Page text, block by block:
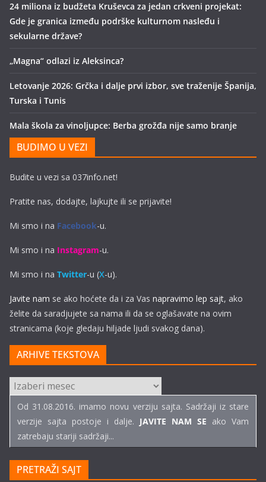
24 miliona iz budžeta Kruševca za jedan crkveni projekat:
Gde je granica između podrške kulturnom nasleđu i
sekularne države?
„Magna“ odlazi iz Aleksinca?
Letovanje 2026: Grčka i dalje prvi izbor, sve traženije Španija,
Turska i Tunis
Mala škola za vinoljupce: Berba grožđa nije samo branje
BUDIMO U VEZI
Budite u vezi sa 037info.net!
Pratite nas, dodajte, lajkujte ili se prijavite!
Mi smo i na Facebook-u.
Mi smo i na Instagram-u.
Mi smo i na Twitter-u (X-u).
Javite nam se ako hoćete da i za Vas napravimo lep sajt, ako
želite da saradjujete sa nama ili da se oglašavate na ovim
stranicama (koje gledaju hiljade ljudi svakog dana).
ARHIVE TEKSTOVA
ARHIVE
TEKSTOVA
Od 31.08.2016. imamo novu verziju sajta. Sadržaji iz stare
verzije sajta postoje i dalje. JAVITE NAM SE ako Vam
zatrebaju stariji sadržaji...
PRETRAŽI SAJT